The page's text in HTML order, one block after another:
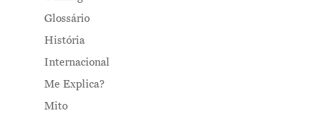
Glossário
História
Internacional
Me Explica?
Mito